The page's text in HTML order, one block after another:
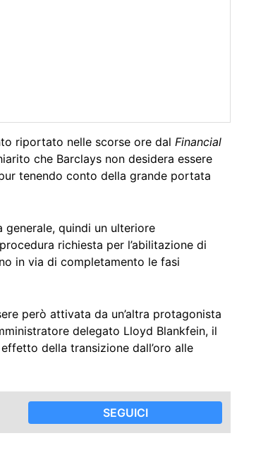
riportato nelle scorse ore dal Financial
che Barclays non desidera essere
tenendo conto della grande portata
generale, quindi un ulteriore
richiesta per l’abilitazione di
in via di completamento le fasi
però attivata da un’altra protagonista
delegato Lloyd Blankfein, il
della transizione dall’oro alle
SEGUICI